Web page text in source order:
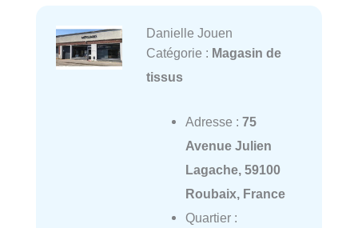
Danielle Jouen
Catégorie : Magasin de
tissus
Adresse : 75
Avenue Julien
Lagache, 59100
Roubaix, France
Quartier :